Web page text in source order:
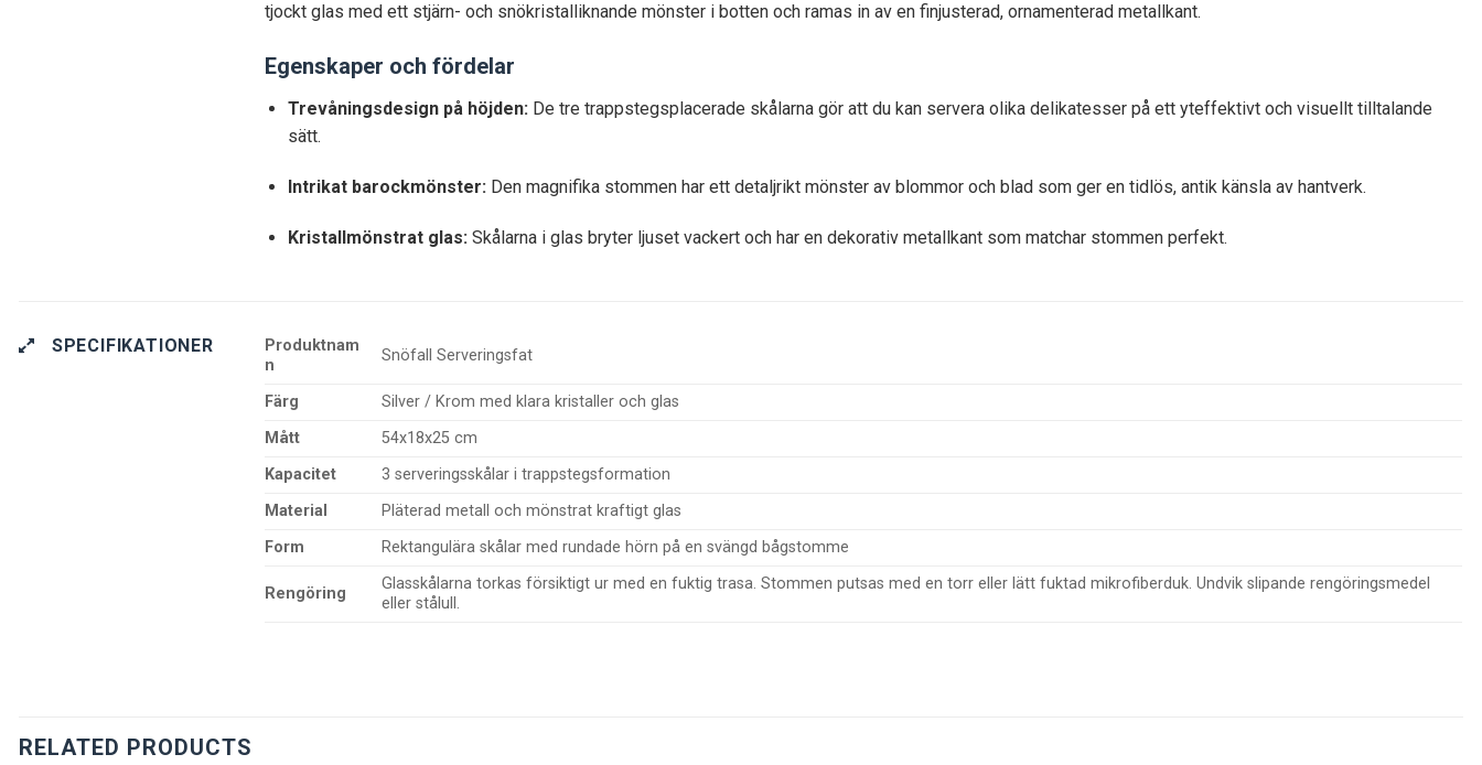
tjockt glas med ett stjärn- och snökristalliknande mönster i botten och ramas in av en finjusterad, ornamenterad metallkant.
Egenskaper och fördelar
Trevåningsdesign på höjden: De tre trappstegsplacerade skålarna gör att du kan servera olika delikatesser på ett yteffektivt och visuellt tilltalande
sätt.
Intrikat barockmönster: Den magnifika stommen har ett detaljrikt mönster av blommor och blad som ger en tidlös, antik känsla av hantverk.
Kristallmönstrat glas: Skålarna i glas bryter ljuset vackert och har en dekorativ metallkant som matchar stommen perfekt.
SPECIFIKATIONER
Produktnam
n
Snöfall Serveringsfat
Färg
Silver / Krom med klara kristaller och glas
Mått
54x18x25 cm
Kapacitet
3 serveringsskålar i trappstegsformation
Material
Pläterad metall och mönstrat kraftigt glas
Form
Rektangulära skålar med rundade hörn på en svängd bågstomme
Rengöring
Glasskålarna torkas försiktigt ur med en fuktig trasa. Stommen putsas med en torr eller lätt fuktad mikrofiberduk. Undvik slipande rengöringsmedel
eller stålull.
RELATED PRODUCTS